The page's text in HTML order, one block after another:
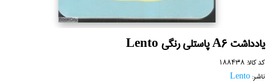
يادداشت A6 پاستلي رنگي Lento
کد کالا:188438
ناشر:Lento